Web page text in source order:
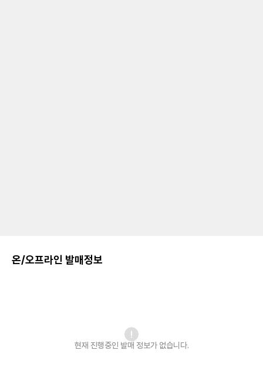
온/오프라인 발매정보
현재 진행중인 발매 정보가 없습니다.